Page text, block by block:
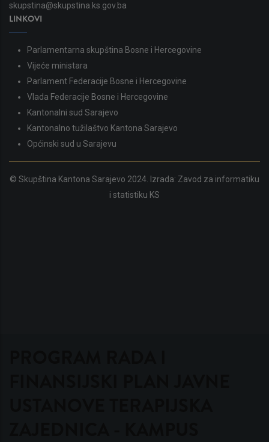
skupstina@skupstina.ks.gov.ba
LINKOVI
Parlamentarna skupština Bosne i Hercegovine
Vijeće ministara
Parlament Federacije Bosne i Hercegovine
Vlada Federacije Bosne i Hercegovine
Kantonalni sud Sarajevo
Kantonalno tužilaštvo Kantona Sarajevo
Općinski sud u Sarajevu
© Skupština Kantona Sarajevo 2024. Izrada: Zavod za informatiku
i statistiku KS